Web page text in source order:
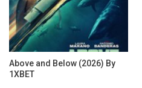
Above and Below (2026) By
1XBET